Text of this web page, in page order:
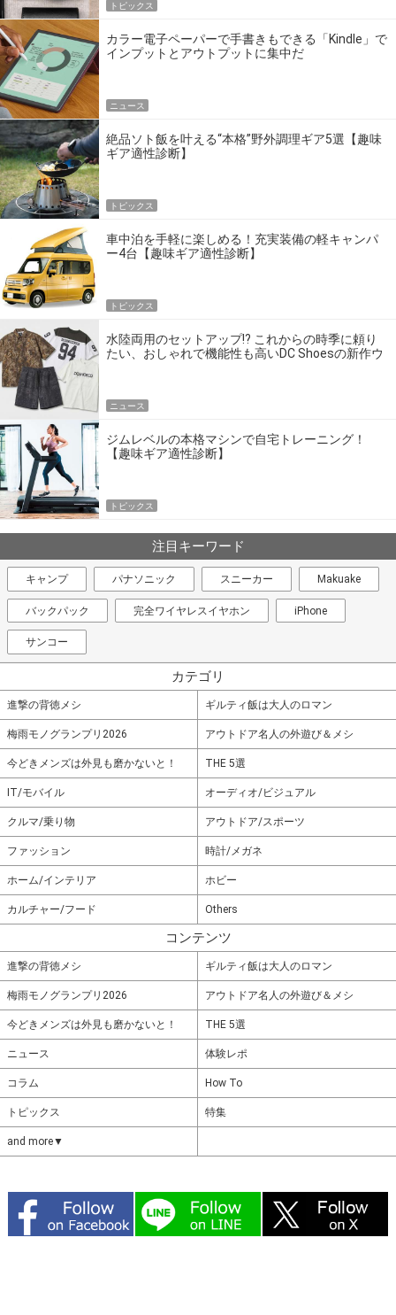
トピックス
カラー電子ペーパーで手書きもできる「Kindle」で
インプットとアウトプットに集中だ
ニュース
絶品ソト飯を叶える“本格”野外調理ギア5選【趣味
ギア適性診断】
トピックス
車中泊を手軽に楽しめる！充実装備の軽キャンパ
ー4台【趣味ギア適性診断】
トピックス
水陸両用のセットアップ!? これからの時季に頼り
たい、おしゃれで機能性も高いDC Shoesの新作ウ
ニュース
ジムレベルの本格マシンで自宅トレーニング！
【趣味ギア適性診断】
トピックス
注目キーワード
キャンプ パナソニック スニーカー Makuake
バックパック 完全ワイヤレスイヤホン iPhone
サンコー
カテゴリ
進撃の背徳メシ ギルティ飯は大人のロマン
梅雨モノグランプリ2026 アウトドア名人の外遊び＆メシ
今どきメンズは外見も磨かないと！ THE 5選
IT/モバイル オーディオ/ビジュアル
クルマ/乗り物 アウトドア/スポーツ
ファッション 時計/メガネ
ホーム/インテリア ホビー
カルチャー/フード Others
コンテンツ
進撃の背徳メシ ギルティ飯は大人のロマン
梅雨モノグランプリ2026 アウトドア名人の外遊び＆メシ
今どきメンズは外見も磨かないと！ THE 5選
ニュース 体験レポ
コラム How To
トピックス 特集
and more▼